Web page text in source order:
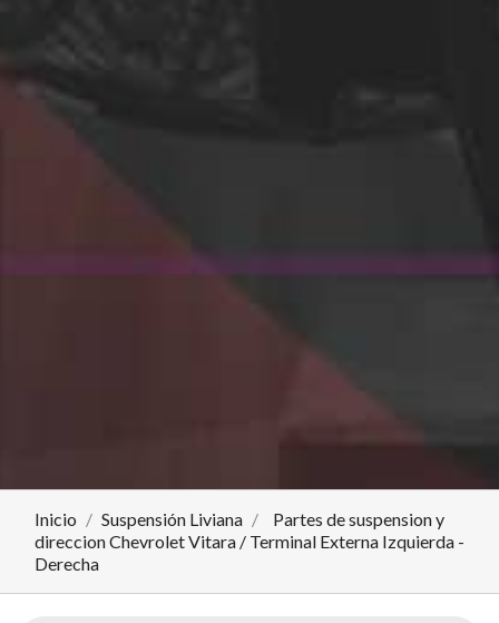
Inicio Suspensión Liviana
Partes de suspension y
direccion Chevrolet Vitara / Terminal Externa Izquierda -
Derecha